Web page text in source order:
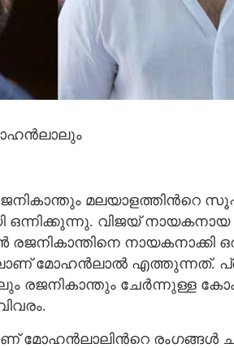
മലയാളത്തിന്‍റെ
ഒന്നിക്കുന്നു. വിജയ് നായകനായ
നായകനാക്കി
മോഹന്‍ലാല്‍ എത്തുന്നത്.
രജനികാന്തും ചേര്‍ന്നുള്ള
മോഹന്‍ലാലിന്‍റെ രംഗങ്ങള്‍